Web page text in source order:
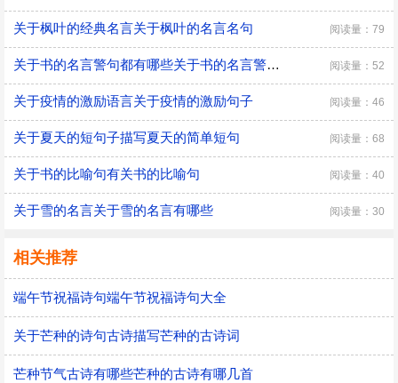
关于枫叶的经典名言关于枫叶的名言名句 阅读量：79
关于书的名言警句都有哪些关于书的名言警句短句关于读书的名言警句有哪些 阅读量：52
关于疫情的激励语言关于疫情的激励句子 阅读量：46
关于夏天的短句子描写夏天的简单短句 阅读量：68
关于书的比喻句有关书的比喻句 阅读量：40
关于雪的名言关于雪的名言有哪些 阅读量：30
相关推荐
端午节祝福诗句端午节祝福诗句大全
关于芒种的诗句古诗描写芒种的古诗词
芒种节气古诗有哪些芒种的古诗有哪几首